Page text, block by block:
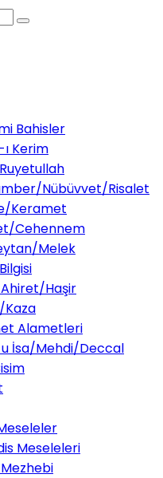
Bahisler
Kerim
Nübüvvet/Risalet
Keramet
Cehennem
Melek
Haşir
Kaza
Alametleri
İsa/Mehdi/Deccal
Meseleleri